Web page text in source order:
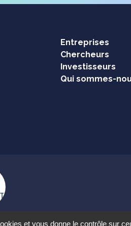
et vous donne le contrôle sur
Entreprises
Chercheurs
Investisseurs
Qui sommes-